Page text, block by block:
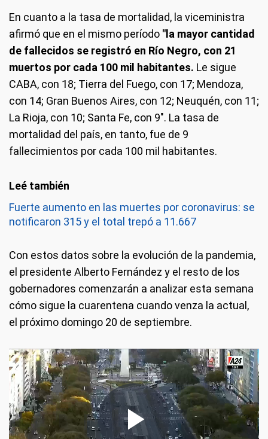
En cuanto a la tasa de mortalidad, la viceministra
afirmó que en el mismo período "la mayor cantidad
de fallecidos se registró en Río Negro, con 21
muertos por cada 100 mil habitantes. Le sigue
CABA, con 18; Tierra del Fuego, con 17; Mendoza,
con 14; Gran Buenos Aires, con 12; Neuquén, con 11;
La Rioja, con 10; Santa Fe, con 9". La tasa de
mortalidad del país, en tanto, fue de 9
fallecimientos por cada 100 mil habitantes.
Fuerte aumento en las muertes por coronavirus: se
notificaron 315 y el total trepó a 11.667
Con estos datos sobre la evolución de la pandemia,
el presidente Alberto Fernández y el resto de los
gobernadores comenzarán a analizar esta semana
cómo sigue la cuarentena cuando venza la actual,
el próximo domingo 20 de septiembre.